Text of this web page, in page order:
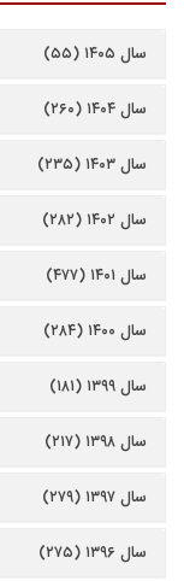
سال ۱۴۰۵ (۵۵)
سال ۱۴۰۴ (۲۶۰)
سال ۱۴۰۳ (۲۳۵)
سال ۱۴۰۲ (۲۸۲)
سال ۱۴۰۱ (۴۷۷)
سال ۱۴۰۰ (۲۸۴)
سال ۱۳۹۹ (۱۸۱)
سال ۱۳۹۸ (۲۱۷)
سال ۱۳۹۷ (۲۷۹)
سال ۱۳۹۶ (۲۷۵)